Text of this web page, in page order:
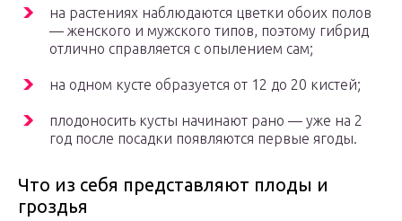
на растениях наблюдаются цветки обоих полов
— женского и мужского типов, поэтому гибрид
отлично справляется с опылением сам;
на одном кусте образуется от 12 до 20 кистей;
плодоносить кусты начинают рано — уже на 2
год после посадки появляются первые ягоды.
Что из себя представляют плоды и
гроздья